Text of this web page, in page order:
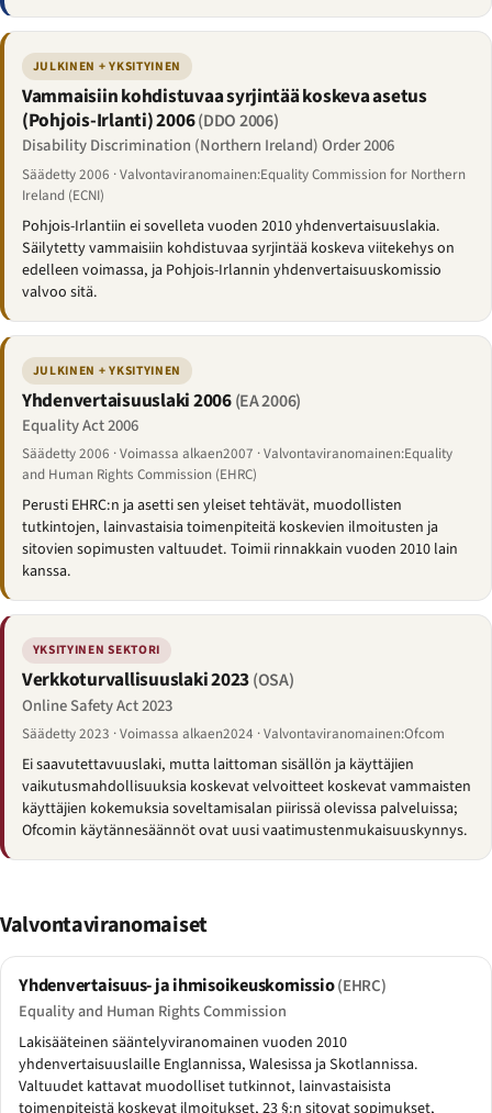
JULKINEN + YKSITYINEN
Vammaisiin kohdistuvaa syrjintää koskeva asetus
(Pohjois-Irlanti) 2006(DDO 2006)
Disability Discrimination (Northern Ireland) Order 2006
Säädetty 2006 · Valvontaviranomainen:Equality Commission for Northern
Ireland (ECNI)
Pohjois-Irlantiin ei sovelleta vuoden 2010 yhdenvertaisuuslakia.
Säilytetty vammaisiin kohdistuvaa syrjintää koskeva viitekehys on
edelleen voimassa, ja Pohjois-Irlannin yhdenvertaisuuskomissio
valvoo sitä.
JULKINEN + YKSITYINEN
Yhdenvertaisuuslaki 2006(EA 2006)
Equality Act 2006
Säädetty 2006 · Voimassa alkaen2007 · Valvontaviranomainen:Equality
and Human Rights Commission (EHRC)
Perusti EHRC:n ja asetti sen yleiset tehtävät, muodollisten
tutkintojen, lainvastaisia toimenpiteitä koskevien ilmoitusten ja
sitovien sopimusten valtuudet. Toimii rinnakkain vuoden 2010 lain
kanssa.
YKSITYINEN SEKTORI
Verkkoturvallisuuslaki 2023(OSA)
Online Safety Act 2023
Säädetty 2023 · Voimassa alkaen2024 · Valvontaviranomainen:Ofcom
Ei saavutettavuuslaki, mutta laittoman sisällön ja käyttäjien
vaikutusmahdollisuuksia koskevat velvoitteet koskevat vammaisten
käyttäjien kokemuksia soveltamisalan piirissä olevissa palveluissa;
Ofcomin käytännesäännöt ovat uusi vaatimustenmukaisuuskynnys.
Valvontaviranomaiset
Yhdenvertaisuus- ja ihmisoikeuskomissio(EHRC)
Equality and Human Rights Commission
Lakisääteinen sääntelyviranomainen vuoden 2010
yhdenvertaisuuslaille Englannissa, Walesissa ja Skotlannissa.
Valtuudet kattavat muodolliset tutkinnot, lainvastaisista
toimenpiteistä koskevat ilmoitukset, 23 §:n sitovat sopimukset,